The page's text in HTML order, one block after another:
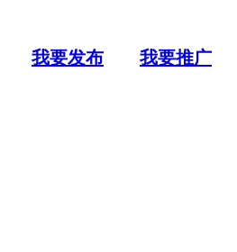
我要发布 我要推广